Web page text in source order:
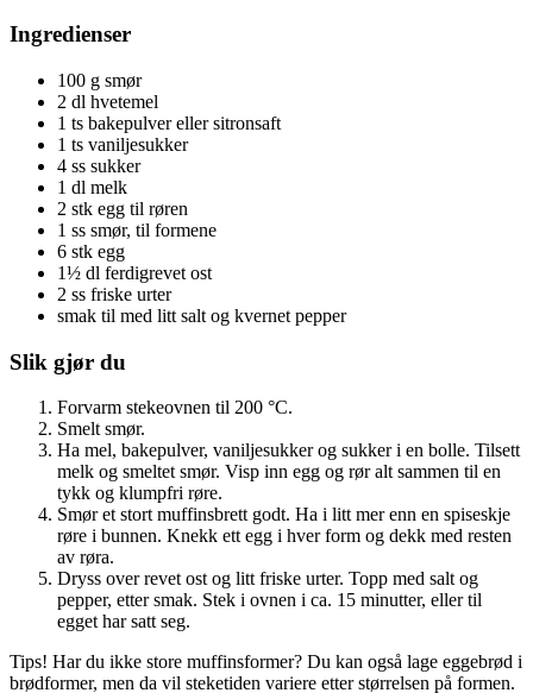
Ingredienser
100 g smør
2 dl hvetemel
1 ts bakepulver eller sitronsaft
1 ts vaniljesukker
4 ss sukker
1 dl melk
2 stk egg til røren
1 ss smør, til formene
6 stk egg
1½ dl ferdigrevet ost
2 ss friske urter
smak til med litt salt og kvernet pepper
Slik gjør du
Forvarm stekeovnen til 200 °C.
Smelt smør.
Ha mel, bakepulver, vaniljesukker og sukker i en bolle. Tilsett
melk og smeltet smør. Visp inn egg og rør alt sammen til en
tykk og klumpfri røre.
Smør et stort muffinsbrett godt. Ha i litt mer enn en spiseskje
røre i bunnen. Knekk ett egg i hver form og dekk med resten
av røra.
Dryss over revet ost og litt friske urter. Topp med salt og
pepper, etter smak. Stek i ovnen i ca. 15 minutter, eller til
egget har satt seg.
Tips! Har du ikke store muffinsformer? Du kan også lage eggebrød i
brødformer, men da vil steketiden variere etter størrelsen på formen.